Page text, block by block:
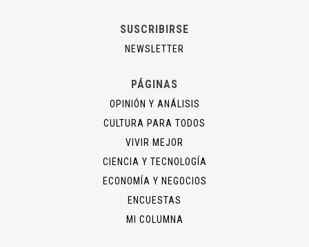
SUSCRIBIRSE
NEWSLETTER
PÁGINAS
OPINIÓN Y ANÁLISIS
CULTURA PARA TODOS
VIVIR MEJOR
CIENCIA Y TECNOLOGÍA
ECONOMÍA Y NEGOCIOS
ENCUESTAS
MI COLUMNA